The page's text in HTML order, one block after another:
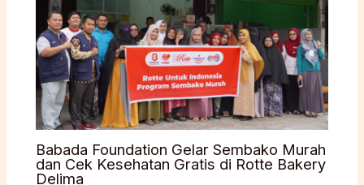
Babada Foundation Gelar Sembako Murah
dan Cek Kesehatan Gratis di Rotte Bakery
Delima